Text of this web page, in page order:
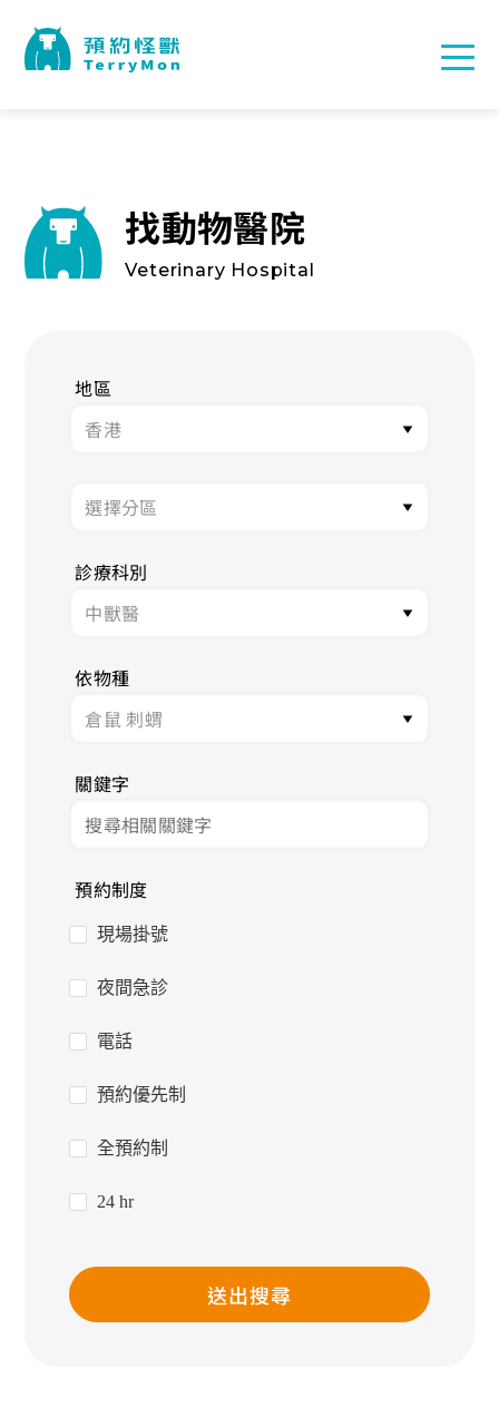
找動物醫院
Veterinary Hospital
地區
診療科別
依物種
關鍵字
預約制度
現場掛號
夜間急診
電話
預約優先制
全預約制
24 hr
送出搜尋